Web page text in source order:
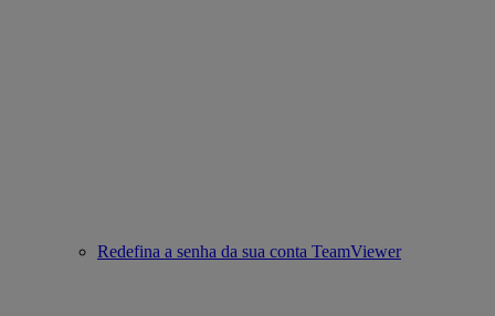
Redefina a senha da sua conta TeamViewer